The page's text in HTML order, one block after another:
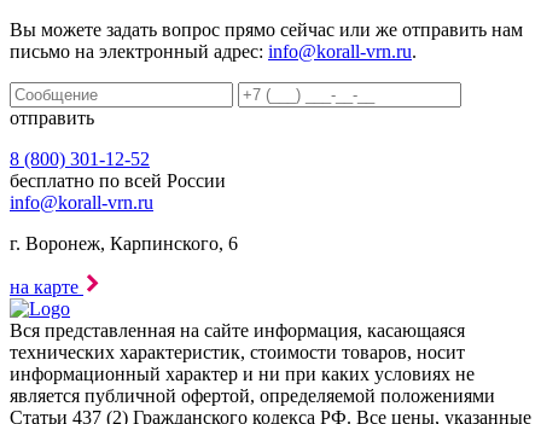
Вы можете задать вопрос прямо сейчас или же отправить нам
письмо на электронный адрес: info@korall-vrn.ru.
отправить
8 (800) 301-12-52
бесплатно по всей России
info@korall-vrn.ru
г. Воронеж, Карпинского, 6
на карте
Вся представленная на сайте информация, касающаяся
технических характеристик, стоимости товаров, носит
информационный характер и ни при каких условиях не
является публичной офертой, определяемой положениями
Статьи 437 (2) Гражданского кодекса РФ. Все цены, указанные